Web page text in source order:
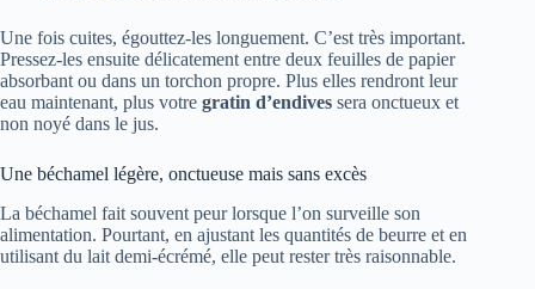
Une fois cuites, égouttez-les longuement. C’est très important.
Pressez-les ensuite délicatement entre deux feuilles de papier
absorbant ou dans un torchon propre. Plus elles rendront leur
eau maintenant, plus votre gratin d’endives sera onctueux et
non noyé dans le jus.
Une béchamel légère, onctueuse mais sans excès
La béchamel fait souvent peur lorsque l’on surveille son
alimentation. Pourtant, en ajustant les quantités de beurre et en
utilisant du lait demi-écrémé, elle peut rester très raisonnable.